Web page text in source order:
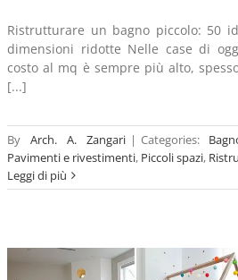
Ristrutturare un bagno piccolo: 50
dimensioni ridotte Nelle case di
costo al mq è sempre più alto,
[...]
By Arch. A. Zangari | Categories:
Pavimenti e rivestimenti, Piccoli spazi,
Leggi di più